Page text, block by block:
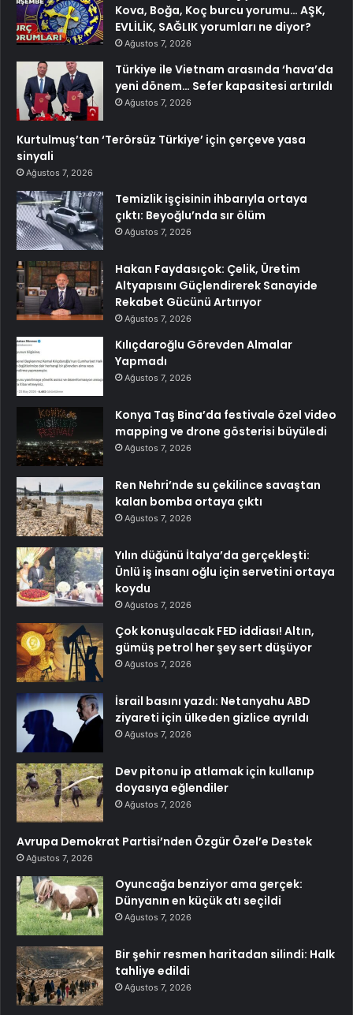
Kova, Boğa, Koç burcu yorumu… AŞK,
EVLİLİK, SAĞLIK yorumları ne diyor?
Ağustos 7, 2026
Türkiye ile Vietnam arasında ‘hava’da
yeni dönem… Sefer kapasitesi artırıldı
Ağustos 7, 2026
Kurtulmuş’tan ‘Terörsüz Türkiye’ için çerçeve yasa
sinyali
Ağustos 7, 2026
Temizlik işçisinin ihbarıyla ortaya
çıktı: Beyoğlu’nda sır ölüm
Ağustos 7, 2026
Hakan Faydasıçok: Çelik, Üretim
Altyapısını Güçlendirerek Sanayide
Rekabet Gücünü Artırıyor
Ağustos 7, 2026
Kılıçdaroğlu Görevden Almalar
Yapmadı
Ağustos 7, 2026
Konya Taş Bina’da festivale özel video
mapping ve drone gösterisi büyüledi
Ağustos 7, 2026
Ren Nehri’nde su çekilince savaştan
kalan bomba ortaya çıktı
Ağustos 7, 2026
Yılın düğünü İtalya’da gerçekleşti:
Ünlü iş insanı oğlu için servetini ortaya
koydu
Ağustos 7, 2026
Çok konuşulacak FED iddiası! Altın,
gümüş petrol her şey sert düşüyor
Ağustos 7, 2026
İsrail basını yazdı: Netanyahu ABD
ziyareti için ülkeden gizlice ayrıldı
Ağustos 7, 2026
Dev pitonu ip atlamak için kullanıp
doyasıya eğlendiler
Ağustos 7, 2026
Avrupa Demokrat Partisi’nden Özgür Özel’e Destek
Ağustos 7, 2026
Oyuncağa benziyor ama gerçek:
Dünyanın en küçük atı seçildi
Ağustos 7, 2026
Bir şehir resmen haritadan silindi: Halk
tahliye edildi
Ağustos 7, 2026